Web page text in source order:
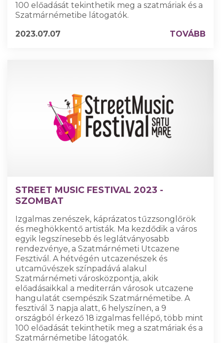
100 előadását tekinthetik meg a szatmáriak és a
Szatmárnémetibe látogatók.
2023.07.07
TOVÁBB
STREET MUSIC FESTIVAL 2023 -
SZOMBAT
Izgalmas zenészek, káprázatos tűzzsonglőrök
és meghökkentő artisták. Ma kezdődik a város
egyik legszínesebb és leglátványosabb
rendezvénye, a Szatmárnémeti Utcazene
Fesztivál. A hétvégén utcazenészek és
utcaművészek színpadává alakul
Szatmárnémeti városközpontja, akik
előadásaikkal a mediterrán városok utcazene
hangulatát csempészik Szatmárnémetibe. A
fesztivál 3 napja alatt, 6 helyszínen, a 9
országból érkező 18 izgalmas fellépő, több mint
100 előadását tekinthetik meg a szatmáriak és a
Szatmárnémetibe látogatók.